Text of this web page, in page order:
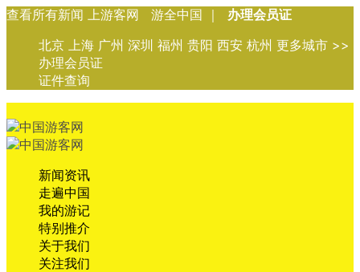
查看所有新闻 上游客网 游全中国 ｜
办理会员证
北京 上海 广州 深圳 福州 贵阳 西安 杭州 更多城市 >>
办理会员证
证件查询
新闻资讯
走遍中国
我的游记
特别推介
关于我们
关注我们